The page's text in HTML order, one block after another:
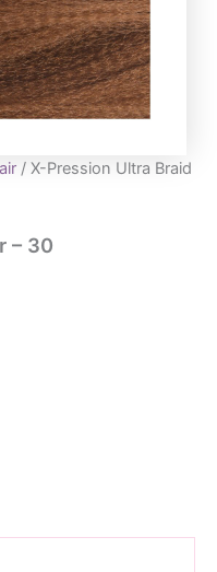
/ X-Pression Ultra Braid
– 30